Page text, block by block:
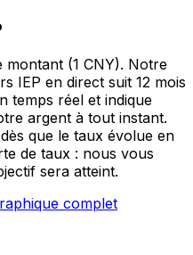
(1 CNY). Notre
IEP en direct suit 12 mois
temps réel et indique
argent à tout instant.
que le taux évolue en
de taux : nous vous
sera atteint.
complet